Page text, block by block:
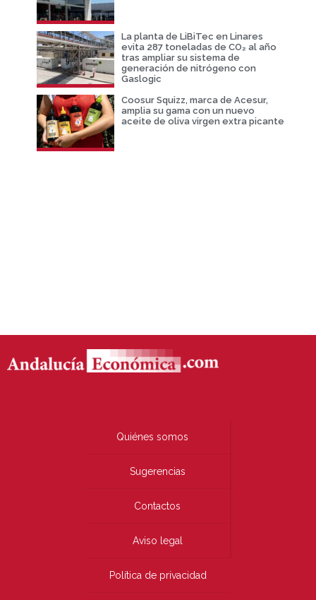
La planta de LiBiTec en Linares
evita 287 toneladas de CO₂ al año
tras ampliar su sistema de
generación de nitrógeno con
Gaslogic
Coosur Squizz, marca de Acesur,
amplia su gama con un nuevo
aceite de oliva virgen extra picante
Quiénes somos
Sugerencias
Contactos
Aviso legal
Política de privacidad